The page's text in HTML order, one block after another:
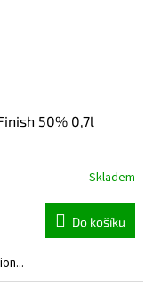
50% 0,7l
Skladem
Do košíku